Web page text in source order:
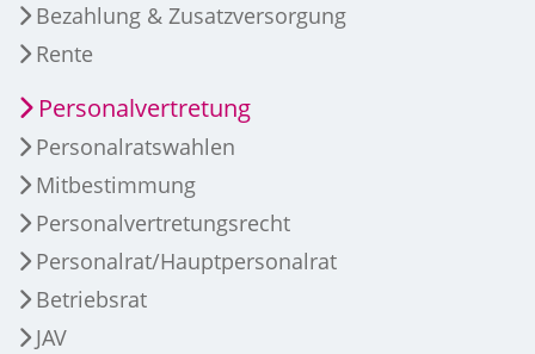
Bezahlung & Zusatzversorgung
Rente
Personalvertretung
Personalratswahlen
Mitbestimmung
Personalvertretungsrecht
Personalrat/Hauptpersonalrat
Betriebsrat
JAV